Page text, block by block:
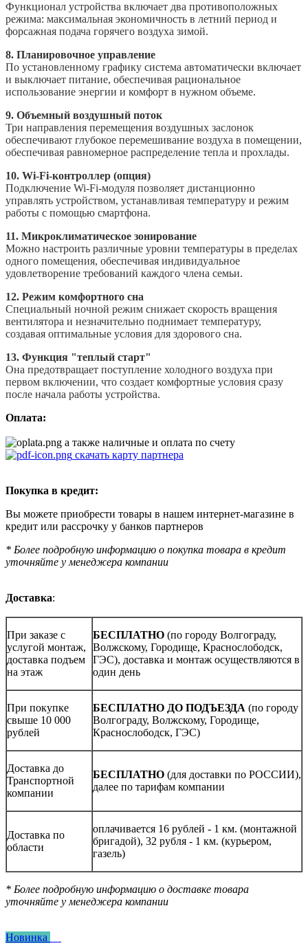
Функционал устройства включает два противоположных
режима: максимальная экономичность в летний период и
форсажная подача горячего воздуха зимой.
8. Планировочное управление
По установленному графику система автоматически включает
и выключает питание, обеспечивая рациональное
использование энергии и комфорт в нужном объеме.
9. Объемный воздушный поток
Три направления перемещения воздушных заслонок
обеспечивают глубокое перемешивание воздуха в помещении,
обеспечивая равномерное распределение тепла и прохлады.
10. Wi-Fi-контроллер (опция)
Подключение Wi-Fi-модуля позволяет дистанционно
управлять устройством, устанавливая температуру и режим
работы с помощью смартфона.
11. Микроклиматическое зонирование
Можно настроить различные уровни температуры в пределах
одного помещения, обеспечивая индивидуальное
удовлетворение требований каждого члена семьи.
12. Режим комфортного сна
Специальный ночной режим снижает скорость вращения
вентилятора и незначительно поднимает температуру,
создавая оптимальные условия для здорового сна.
13. Функция "теплый старт"
Она предотвращает поступление холодного воздуха при
первом включении, что создает комфортные условия сразу
после начала работы устройства.
Оплата:
а также наличные и оплата по счету
скачать карту партнера
Покупка в кредит:
Вы можете приобрести товары в нашем интернет-магазине в
кредит или рассрочку у банков партнеров
* Более подробную информацию о покупка товара в кредит
уточняйте у менеджера компании
Доставка:
При заказе с
услугой монтаж,
доставка подъем
на этаж
БЕСПЛАТНО (по городу Волгограду,
Волжскому, Городище, Краснослободск,
ГЭС), доставка и монтаж осуществляются в
один день
При покупке
свыше 10 000
рублей
БЕСПЛАТНО ДО ПОДЪЕЗДА (по городу
Волгограду, Волжскому, Городище,
Краснослободск, ГЭС)
Доставка до
Транспортной
компании
БЕСПЛАТНО (для доставки по РОССИИ),
далее по тарифам компании
Доставка по
области
оплачивается 16 рублей - 1 км. (монтажной
бригадой), 32 рубля - 1 км. (курьером,
газель)
* Более подробную информацию о доставке товара
уточняйте у менеджера компании
Новинка